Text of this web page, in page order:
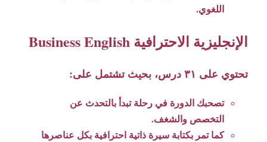
اللغوي.
الإنجليزية الاحترافية Business English
تحتوي على ٣١ درس، بحيث تشتمل على:
تصحبك الدورة في رحلة تبدأ بالتحدث عن
التخصص والشغف.
كما تمر بكتابة سيرة ذاتية احترافية بكل عناصرها